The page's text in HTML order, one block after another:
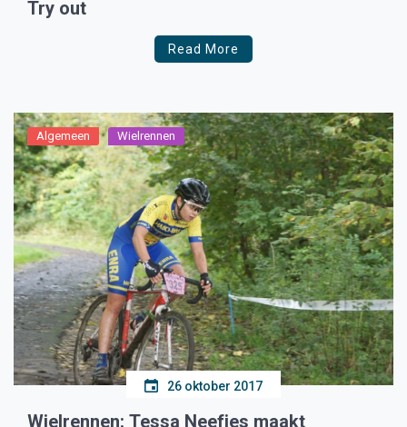
Try out
Read More
Algemeen Wielrennen
26 oktober 2017
Wielrennen: Tessa Neefjes maakt